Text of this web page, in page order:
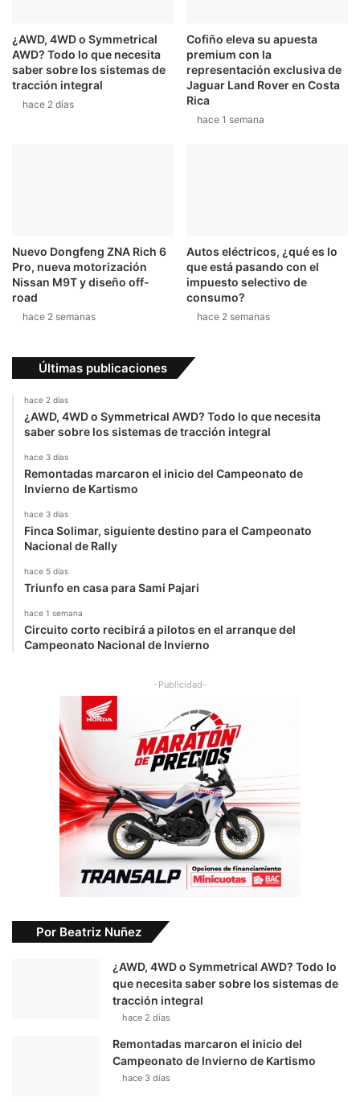
¿AWD, 4WD o Symmetrical
AWD? Todo lo que necesita
saber sobre los sistemas de
tracción integral
hace 2 días
Cofiño eleva su apuesta
premium con la
representación exclusiva de
Jaguar Land Rover en Costa
Rica
hace 1 semana
Nuevo Dongfeng ZNA Rich 6
Pro, nueva motorización
Nissan M9T y diseño off-
road
hace 2 semanas
Autos eléctricos, ¿qué es lo
que está pasando con el
impuesto selectivo de
consumo?
hace 2 semanas
Últimas publicaciones
hace 2 días
¿AWD, 4WD o Symmetrical AWD? Todo lo que necesita
saber sobre los sistemas de tracción integral
hace 3 días
Remontadas marcaron el inicio del Campeonato de
Invierno de Kartismo
hace 3 días
Finca Solimar, siguiente destino para el Campeonato
Nacional de Rally
hace 5 días
Triunfo en casa para Sami Pajari
hace 1 semana
Circuito corto recibirá a pilotos en el arranque del
Campeonato Nacional de Invierno
-Publicidad-
Por Beatriz Nuñez
¿AWD, 4WD o Symmetrical AWD? Todo lo
que necesita saber sobre los sistemas de
tracción integral
hace 2 días
Remontadas marcaron el inicio del
Campeonato de Invierno de Kartismo
hace 3 días